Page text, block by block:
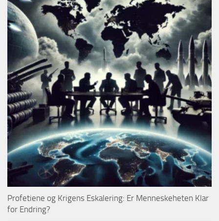
Profetiene og Krigens Eskalering: Er Menneskeheten Klar
for Endring?